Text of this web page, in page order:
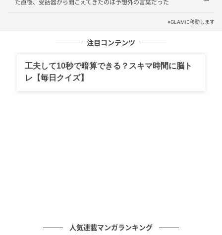
薄暗い仮眠室の中、ベッドのすぐ脇に何かがいる。
人のような輪郭を持ちながら、輪郭が不明瞭な黒い
はっきりとした形を持たないまま、じっとこちらを見
た直後、受話器から聞こえてきたのは予想外の言葉だった
※GLAMに移動します
注目コンテンツ
工夫して10秒で暗算できる？スキマ時間に脳ト
レ【毎日クイズ】
人気連載マンガランキング